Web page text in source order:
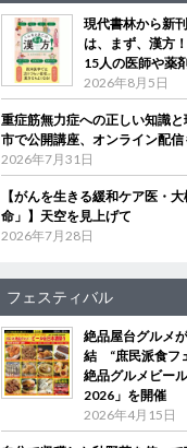
現代書林から新
は、まず、漢方
15人の医師や薬
2026年8月5日
重症筋無力症への正しい知識
市で公開講座、オンライン配信
2026年7月31日
【がんを生きる緩和ケア医・
命」】天空を見上げて
2026年7月28日
フェスティバル
絶品屋台グルメ
結 “庶民派食フ
絶品グルメビー
2026」を開催
2026年4月15日